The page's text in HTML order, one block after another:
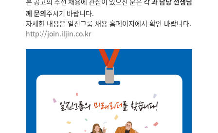
께 문의주시기 바랍니다.
자세한 내용은 일진그룹 채용 홈페이지에서 확인 바랍니다.
http://join.iljin.co.kr